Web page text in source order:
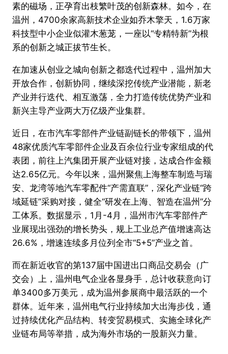
素的磁场，正孕育出枝繁叶茂的创新森林。如今，在
温州，4700余家高新技术企业如乔木擎天，1.6万家
科技型中小企业似灌木葱茏，一座以“专精特新”为根
系的创新之城正拔节生长。
在加速从创业之城向创新之都迭代过程中，温州加大
开放合作，创新协同，继续深挖传统产业潜能，新老
产业并行迭代、相互激荡，全力打造传统优势产业和
新兴主导产业两大万亿级产业集群。
近日，在市汽车零部件产业链副链长的带领下，温州
48家优质汽车零部件企业及百余位行业专家组成的代
表团，前往上汽集团开展产业链对接，达成合作金额
达2.65亿元。今年以来，温州聚焦上海整车制造与瑞
安、龙湾等地汽车零配件“产需直联”，深化产业链“跨
域延链”采购对接，健全“研发在上海、智造在温州”分
工体系。数据显示，1月-4月，温州市汽车零部件产
业展现出强劲的增长势头，规上工业总产值增速高达
26.6%，增速连续多月位列全市“5+5”产业之首。
而在新近收官的第137届中国进出口商品交易会（广
交会）上，温州电气企业各显身手，总计收获意向订
单3400多万美元，成为温州参展商中最活跃的一个
群体。近年来，温州电气行业持续加大出海步伐，通
过持续优化产品结构、转变贸易模式、实施全球化产
业链布局等举措，成为海外市场的一股新兴力量。